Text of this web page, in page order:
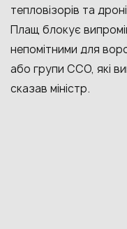
тепловізорів та
Плащ блокує
непомітними для
або групи CCO, які
сказав міністр.